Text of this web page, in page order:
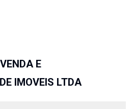
E
IMOVEIS LTDA